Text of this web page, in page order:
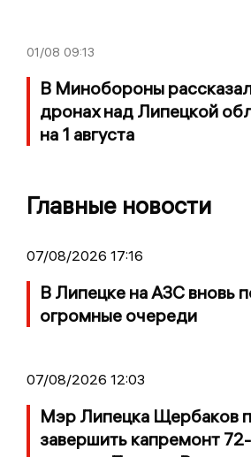
01/08 09:13
В Минобороны
дронах над Липецкой
на 1 августа
Главные новости
07/08/2026 17:16
В Липецке на АЗС вновь
огромные очереди
07/08/2026 12:03
Мэр Липецка Щербаков
завершить капремонт